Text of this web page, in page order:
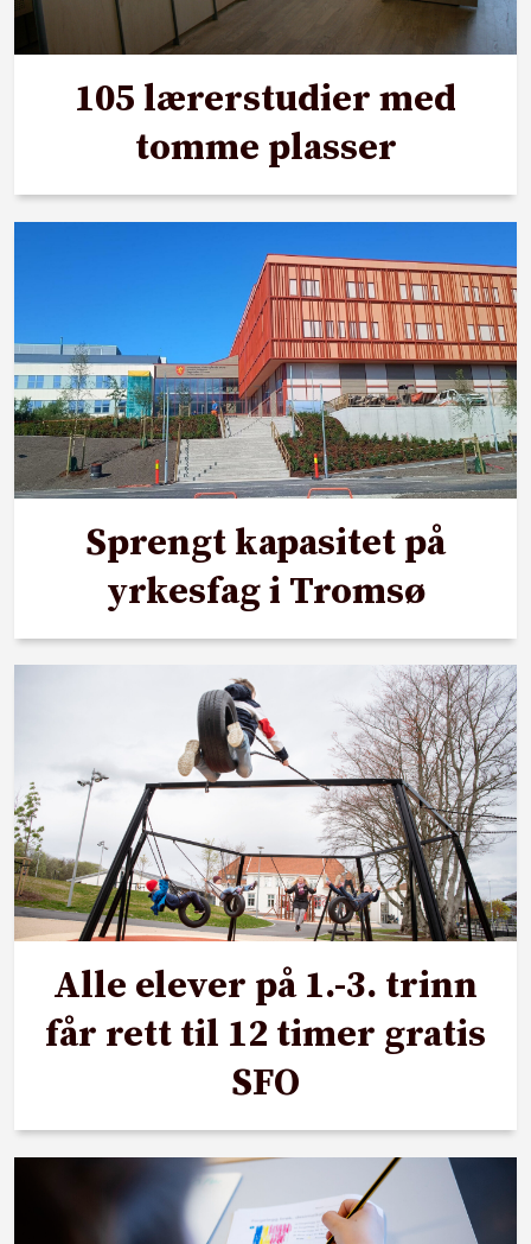
105 lærerstudier med
tomme plasser
Sprengt kapasitet på
yrkesfag i Tromsø
Alle elever på 1.-3. trinn
får rett til 12 timer gratis
SFO